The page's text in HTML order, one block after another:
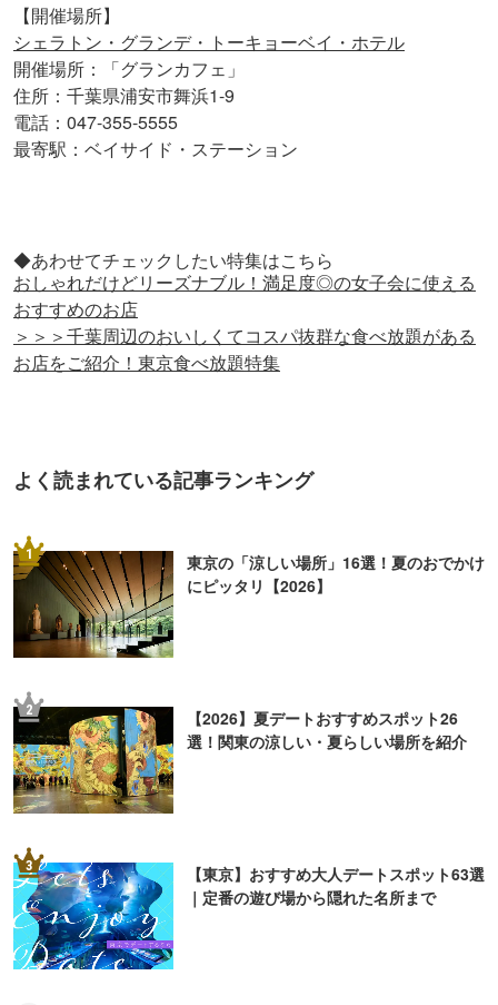
【開催場所】
シェラトン・グランデ・トーキョーベイ・ホテル
開催場所：「グランカフェ」
住所：千葉県浦安市舞浜1-9
電話：047-355-5555
最寄駅：ベイサイド・ステーション
◆あわせてチェックしたい特集はこちら
おしゃれだけどリーズナブル！満足度◎の女子会に使える
おすすめのお店
＞＞＞千葉周辺のおいしくてコスパ抜群な食べ放題がある
お店をご紹介！東京食べ放題特集
よく読まれている記事ランキング
1
東京の「涼しい場所」16選！夏のおでかけ
にピッタリ【2026】
2
【2026】夏デートおすすめスポット26
選！関東の涼しい・夏らしい場所を紹介
3
【東京】おすすめ大人デートスポット63選
｜定番の遊び場から隠れた名所まで